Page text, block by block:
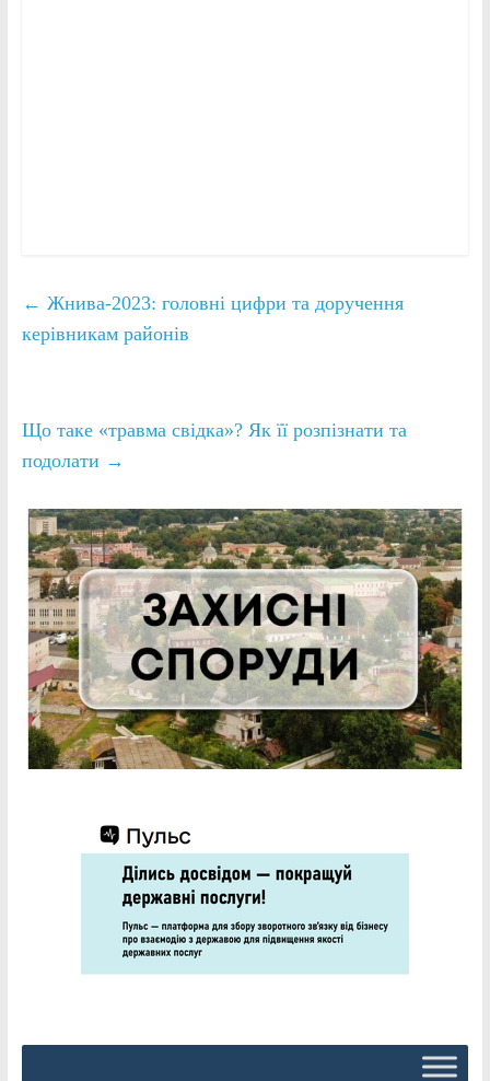
← Жнива-2023: головні цифри та доручення
керівникам районів
Що таке «травма свідка»? Як її розпізнати та
подолати →